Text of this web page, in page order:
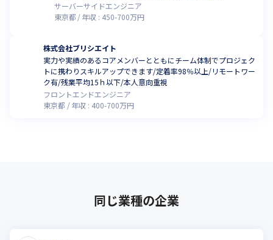
サーバーサイドエンジニア
東京都
年収 : 450-700万円
株式会社ブリシエイト
実⼒や実績のあるコアメンバーとともにチーム体制でプロジェク
トに携わりスキルアップできます/定着率98％以上/リモートワー
ク有/残業平均15ｈ以下/本人意向重視
フロントエンドエンジニア
東京都
年収 : 400-700万円
同じ業種の企業